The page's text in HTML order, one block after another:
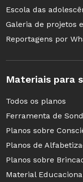
Escola das
Galeria de projetos
Reportagens por
Materiais para
Todos os planos
Ferramenta de
Planos sobre
Planos de
Planos sobre
Material